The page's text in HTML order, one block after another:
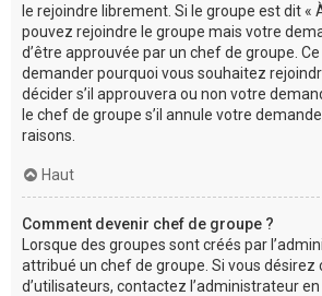
le rejoindre librement. Si le groupe est dit «
pouvez rejoindre le groupe mais votre
d’être approuvée par un chef de groupe.
demander pourquoi vous souhaitez
décider s’il approuvera ou non votre
le chef de groupe s’il annule votre
raisons.
Haut
Comment devenir chef de groupe ?
Lorsque des groupes sont créés par
attribué un chef de groupe. Si vous désirez
d’utilisateurs, contactez l’administrateur